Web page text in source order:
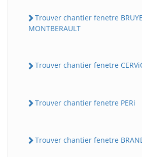
Trouver chantier fenetre
MONTBERAULT
Trouver chantier fenetre
Trouver chantier fenetre PERi
Trouver chantier fenetre